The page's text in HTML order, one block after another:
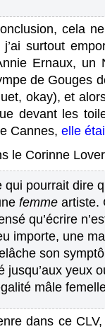
cela
surtout
Ernaux, un
de Gouges
okay), et
devant les
Cannes, elle
le Corinne
pourrait dire
femme artiste.
qu’écrire
importe, une
son
jusqu’aux yeux
mâle
dans ce